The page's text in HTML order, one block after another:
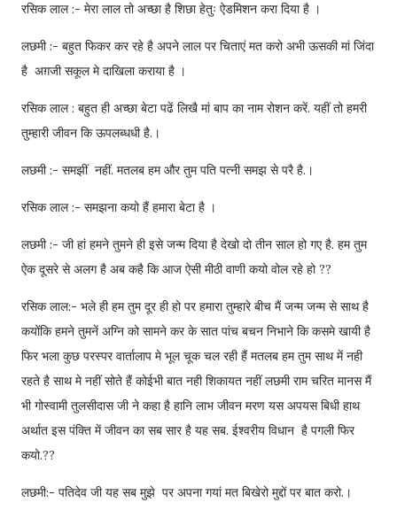
रसिक लाल :- मेरा लाल तो अच्छा है शिछा हेतुः ऐडमिशन करा दिया है ।
लछमी :- बहुत फिकर कर रहे है अपने लाल पर चिताएं मत करो अभी ऊसकी मां जिंदा
है अग़जी सकूल मे दाखिला कराया है ।
रसिक लाल : बहुत ही अच्छा बेटा पढें लिखै मां बाप का नाम रोशन करें. यहीं तो हमरी
तुम्हारी जीवन कि ऊपलब्धधी है.।
लछमी :- समझीं नहीं. मतलब हम और तुम पति पत्नी समझ से परै है.।
रसिक लाल :- समझना कयो हैं हमारा बेटा है ।
लछमी :- जी हां हमने तुमने ही इसे जन्म दिया है देखो दो तीन साल हो गए है. हम तुम
ऐक दूसरे से अलग है अब कहै कि आज ऐसी मीठी वाणी कयो वोल रहे हो ??
रसिक लाल:- भले ही हम तुम दूर ही हो पर हमारा तुम्हारे बीच मैं जन्म जन्म से साथ है
कयोंकि हमने तुमनें अग्नि को सामने कर के सात पांच बचन निभाने कि कसमे खायी है
फिर भला कुछ परस्पर वार्तालाप मे भूल चूक चल रही हैं मतलब हम तुम साथ में नही
रहते है साथ मे नहीं सोते हैं कोईभी बात नही शिकायत नहीं लछमी राम चरित मानस मैं
भी गोस्वामी तुलसीदास जी ने कहा है हानि लाभ जीवन मरण यस अपयस बिधी हाथ
अर्थात इस पंक्ति में जीवन का सब सार है यह सब. ईश्वरीय विधान है पगली फिर
कयो.??
लछमी:- पतिदेव जी यह सब मुझे पर अपना गयां मत बिखेरो मुद्दों पर बात करो.।